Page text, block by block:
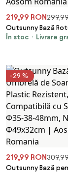
219,99 RON
Outsunny Bază
Umbrelă de Ø38
cu Mâner, Ø45x33
În stoc Livrare
-29 %
219,99 RON
Outsunny Bază